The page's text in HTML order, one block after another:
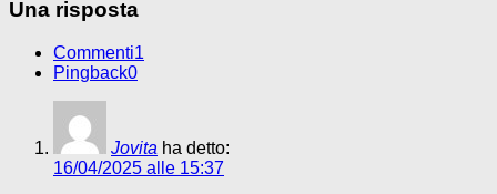
Una risposta
Commenti1
Pingback0
Jovita ha detto:
16/04/2025 alle 15:37